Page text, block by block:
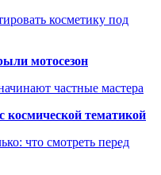
косметику под
мотосезон
частные мастера
космической тематикой
что смотреть перед